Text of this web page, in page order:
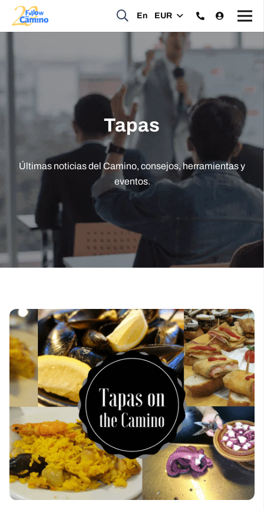
En EUR
Tapas
Últimas noticias del Camino, consejos, herramientas y
eventos.